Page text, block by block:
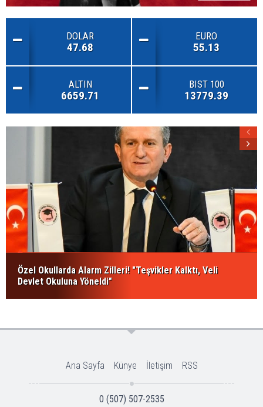
DOLAR
47.68
EURO
55.13
ALTIN
6659.71
BIST 100
13779.39
Özel Okullarda Alarm Zilleri! "Teşvikler Kalktı, Veli
Devlet Okuluna Yöneldi"
Ana Sayfa Künye İletişim RSS
0 (507) 507-2535